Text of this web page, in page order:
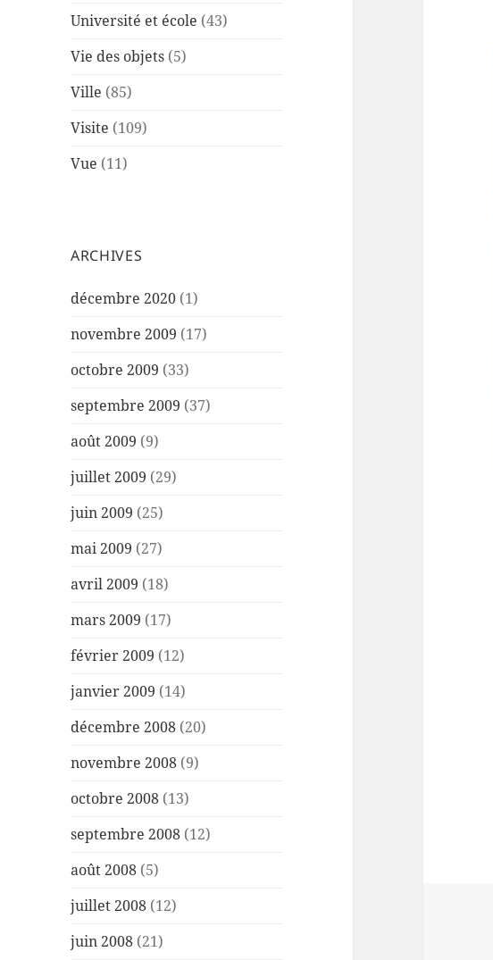
Université et école (43)
Vie des objets (5)
Ville (85)
Visite (109)
Vue (11)
ARCHIVES
décembre 2020 (1)
novembre 2009 (17)
octobre 2009 (33)
septembre 2009 (37)
août 2009 (9)
juillet 2009 (29)
juin 2009 (25)
mai 2009 (27)
avril 2009 (18)
mars 2009 (17)
février 2009 (12)
janvier 2009 (14)
décembre 2008 (20)
novembre 2008 (9)
octobre 2008 (13)
septembre 2008 (12)
août 2008 (5)
juillet 2008 (12)
juin 2008 (21)